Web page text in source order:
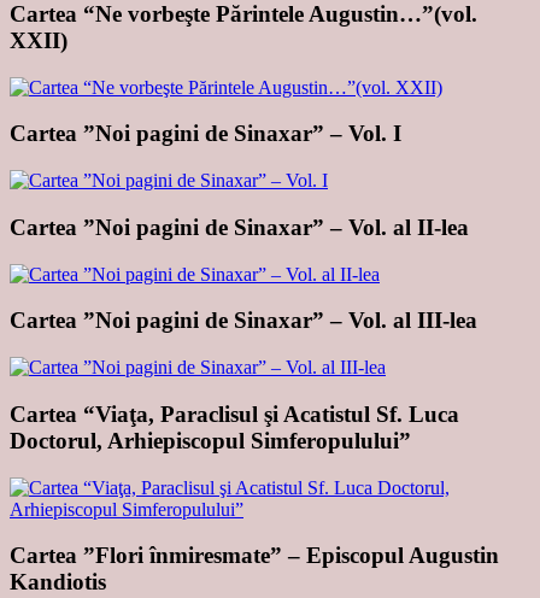
Cartea “Ne vorbeşte Părintele Augustin…”(vol.
XXII)
Cartea ”Noi pagini de Sinaxar” – Vol. I
Cartea ”Noi pagini de Sinaxar” – Vol. al II-lea
Cartea ”Noi pagini de Sinaxar” – Vol. al III-lea
Cartea “Viaţa, Paraclisul şi Acatistul Sf. Luca
Doctorul, Arhiepiscopul Simferopulului”
Cartea ”Flori înmiresmate” – Episcopul Augustin
Kandiotis